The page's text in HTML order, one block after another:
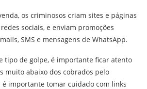
os criminosos criam sites e páginas
sociais, e enviam promoções
SMS e mensagens de WhatsApp.
tipo de golpe, é importante ficar atento
muito abaixo dos cobrados pelo
é importante tomar cuidado com links